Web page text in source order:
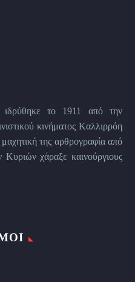
το 1911 από την
κινήματος Kαλλιρρόη
της αρθρογραφία από
Kυριών χάραξε καινούργιους